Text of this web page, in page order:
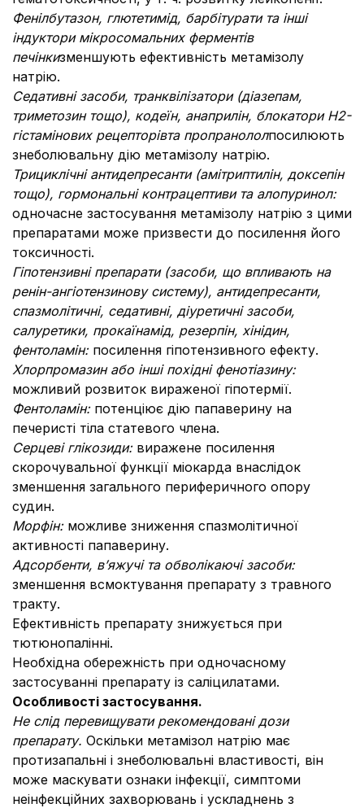
Фенілбутазон, глютетимід, барбітурати та інші
індуктори мікросомальних ферментів
печінкизменшують ефективність метамізолу
натрію.
Седативні засоби, транквілізатори (діазепам,
триметозин тощо), кодеїн, анаприлін, блокатори Н2-
гістамінових рецепторівта пропранололпосилюють
знеболювальну дію метамізолу натрію.
Трициклічні антидепресанти (амітриптилін, доксепін
тощо), гормональні контрацептиви та алопуринол:
одночасне застосування метамізолу натрію з цими
препаратами може призвести до посилення його
токсичності.
Гіпотензивні препарати (засоби, що впливають на
ренін-ангіотензинову систему), антидепресанти,
спазмолітичні, седативні, діуретичні засоби,
салуретики, прокаїнамід, резерпін, хінідин,
фентоламін: посилення гіпотензивного ефекту.
Хлорпромазин або інші похідні фенотіазину:
можливий розвиток вираженої гіпотермії.
Фентоламін: потенціює дію папаверину на
печеристі тіла статевого члена.
Серцеві глікозиди: виражене посилення
скорочувальної функції міокарда внаслідок
зменшення загального периферичного опору
судин.
Морфін: можливе зниження спазмолітичної
активності папаверину.
Адсорбенти, в’яжучі та обволікаючі засоби:
зменшення всмоктування препарату з травного
тракту.
Ефективність препарату знижується при
тютюнопалінні.
Необхідна обережність при одночасному
застосуванні препарату із саліцилатами.
Особливості застосування.
Не слід перевищувати рекомендовані дози
препарату. Оскільки метамізол натрію має
протизапальні і знеболювальні властивості, він
може маскувати ознаки інфекції, симптоми
неінфекційних захворювань і ускладнень з